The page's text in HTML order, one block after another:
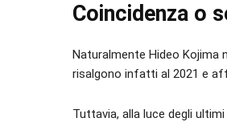
Coincidenza o
Naturalmente Hideo Kojima
risalgono infatti al 2021 e
Tuttavia, alla luce degli